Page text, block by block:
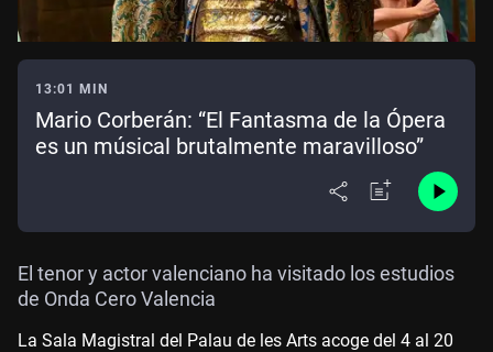
13:01 MIN
Mario Corberán: “El Fantasma de la Ópera
es un músical brutalmente maravilloso”
El tenor y actor valenciano ha visitado los estudios
de Onda Cero Valencia
La Sala Magistral del Palau de les Arts acoge del 4 al 20